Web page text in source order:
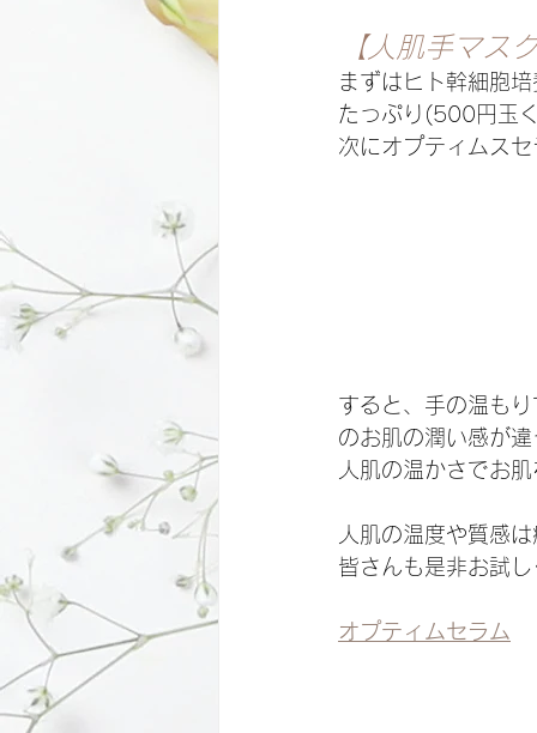
【人肌手マス
まずはヒト幹細胞
たっぷり(500円玉
次にオプティムス
すると、手の温も
のお肌の潤い感が
人肌の温かさでお
人肌の温度や質感
皆さんも是非お試
オプティムセラム